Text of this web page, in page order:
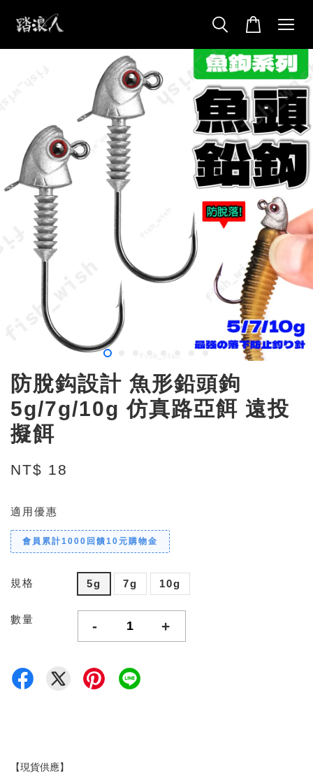
防脫鈎設計 魚形鉛頭鉤
5g/7g/10g 仿真路亞餌 遠投
擬餌
NT$ 18
適用優惠
會員累計1000回饋10元購物金
規格 5g 7g 10g
數量 - +
【現貨供應】